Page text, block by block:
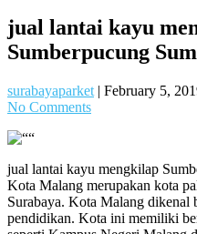
jual lantai kayu
Sumberpucung
surabayaparket | February 5,
No Comments
jual lantai kayu mengkilap
Kota Malang merupakan kota
Surabaya. Kota Malang dikenal
pendidikan. Kota ini memiliki